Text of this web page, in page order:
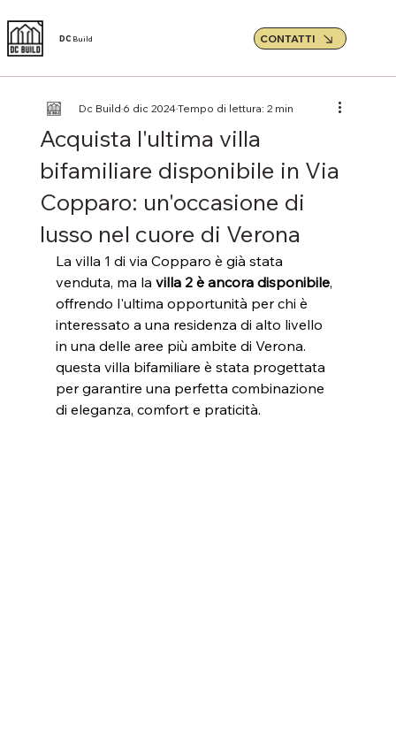
DC Build CONTATTI
Acquista l'ultima villa
bifamiliare disponibile in Via
Copparo: un'occasione di
lusso nel cuore di Verona
Dc Build6 dic 2024Tempo di lettura: 2 min
La villa 1 di via Copparo è già stata
venduta, ma la villa 2 è ancora disponibile,
offrendo l'ultima opportunità per chi è
interessato a una residenza di alto livello
in una delle aree più ambite di Verona.
questa villa bifamiliare è stata progettata
per garantire una perfetta combinazione
di eleganza, comfort e praticità.